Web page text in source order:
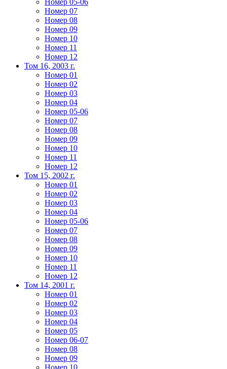
Номер 05-06
Номер 07
Номер 08
Номер 09
Номер 10
Номер 11
Номер 12
Том 16, 2003 г.
Номер 01
Номер 02
Номер 03
Номер 04
Номер 05-06
Номер 07
Номер 08
Номер 09
Номер 10
Номер 11
Номер 12
Том 15, 2002 г.
Номер 01
Номер 02
Номер 03
Номер 04
Номер 05-06
Номер 07
Номер 08
Номер 09
Номер 10
Номер 11
Номер 12
Том 14, 2001 г.
Номер 01
Номер 02
Номер 03
Номер 04
Номер 05
Номер 06-07
Номер 08
Номер 09
Номер 10